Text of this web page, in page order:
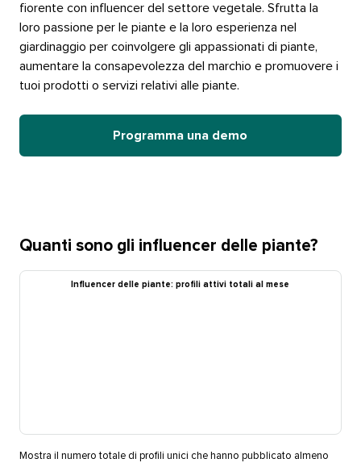
fiorente con influencer del settore vegetale. Sfrutta la
loro passione per le piante e la loro esperienza nel
giardinaggio per coinvolgere gli appassionati di piante,
aumentare la consapevolezza del marchio e promuovere i
tuoi prodotti o servizi relativi alle piante.​​
Programma una demo​​
Quanti sono gli influencer delle piante?​​
Influencer delle piante: profili attivi totali al mese​​
Mostra il numero totale di profili unici che hanno pubblicato almeno